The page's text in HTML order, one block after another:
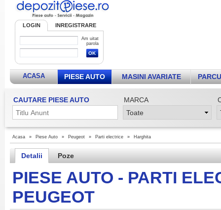
LOGIN INREGISTRARE
Am uitat
parola
ACASA PIESE AUTO MASINI AVARIATE
CAUTARE PIESE AUTO MARCA
Acasa » Piese Auto » Peugeot » Parti electrice » Harghita
Detalii Poze
PIESE AUTO - PARTI
PEUGEOT